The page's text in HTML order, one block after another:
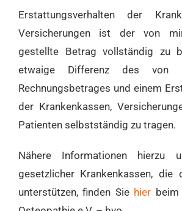
Erstattungsverhalten der
Versicherungen ist der von
gestellte Betrag vollständig zu
etwaige Differenz des von
Rechnungsbetrages und einem
der Krankenkassen,
Patienten selbstständig zu tragen.
Nähere Informationen hierzu
gesetzlicher Krankenkassen, die
unterstützen, finden Sie hier beim